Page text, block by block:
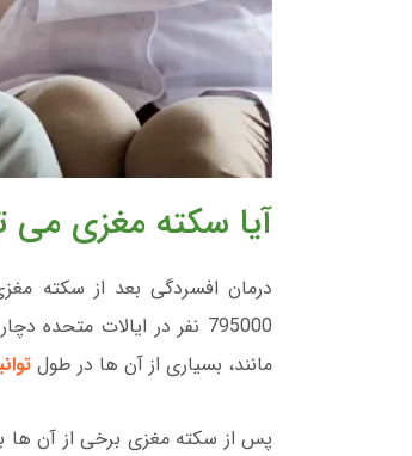
آیا سکته مغزی می
درمان افسردگی بعد از سکته
مانند، بسیاری از آن ها در طول
پس از سکته مغزی برخی از آن ها